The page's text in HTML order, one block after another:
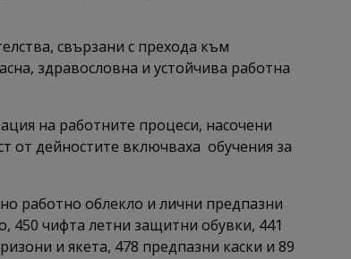
свързани с прехода към
здравословна и устойчива работна
на работните процеси, насочени
от дейностите включваха обучения за
работно облекло и лични предпазни
450 чифта летни защитни обувки, 441
и якета, 478 предпазни каски и 89